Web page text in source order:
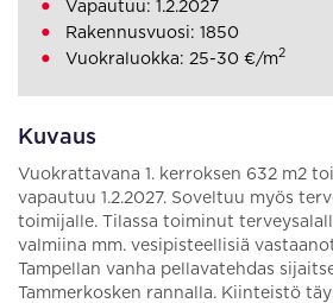
Kuvaus
Vuokrattavana 1. kerroksen 632 m2
vapautuu 1.2.2027. Soveltuu myös
toimijalle. Tilassa toiminut
valmiina mm. vesipisteellisiä
Tampellan vanha pellavatehdas
Tammerkosken rannalla. Kiinteistö
Vapautuu: 1.2.2027
Rakennusvuosi: 1850
Vuokraluokka: 25-30 €/m2